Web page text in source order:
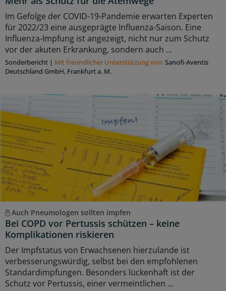
Im Gefolge der COVID-19-Pandemie erwarten Experten
für 2022/23 eine ausgeprägte Influenza-Saison. Eine
Influenza-Impfung ist angezeigt, nicht nur zum Schutz
vor der akuten Erkrankung, sondern auch ...
Sonderbericht | Mit freundlicher Unterstützung von:Sanofi-Aventis
Deutschland GmbH, Frankfurt a. M.
Auch Pneumologen sollten impfen
Bei COPD vor Pertussis schützen – keine
Komplikationen riskieren
Der Impfstatus von Erwachsenen hierzulande ist
verbesserungswürdig, selbst bei den empfohlenen
Standardimpfungen. Besonders lückenhaft ist der
Schutz vor Pertussis, einer vermeintlichen ...